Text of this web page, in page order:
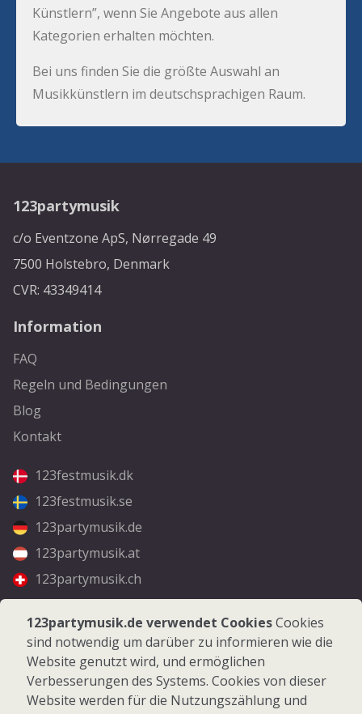
Künstlern”, wenn Sie Angebote aus allen
Kategorien erhalten möchten.
Bei uns finden Sie die größte Auswahl an
Musikkünstlern im deutschsprachigen Raum.
123partymusik
c/o Eventzone ApS, Nørregade 49
7500 Holstebro, Denmark
CVR: 43349414
Information
FAQ
Regeln und Bedingungen
Blog
Kontakt
123festmusik.dk
123festmusik.se
123partymusik.de
123partymusik.at
123partymusik.ch
Folgen Sie uns
Facebook
Instagram
123partymusik.de verwendet CookiesCookies
sind notwendig um darüber zu informieren wie die
Website genutzt wird, und ermöglichen
Verbesserungen des Systems. Cookies von dieser
Website werden für die Nutzungszählung und